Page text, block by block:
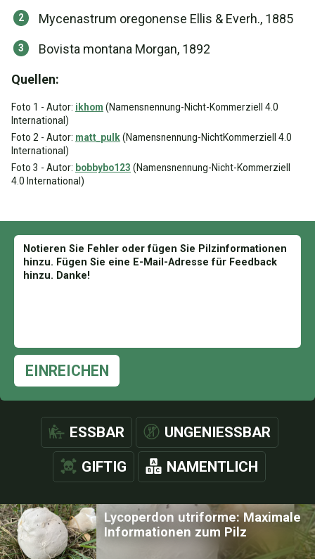
Mycenastrum oregonense Ellis & Everh., 1885
Bovista montana Morgan, 1892
Quellen:
Foto 1 - Autor: ikhom (Namensnennung-Nicht-Kommerziell 4.0
International)
Foto 2 - Autor: matt_pulk(Namensnennung-NichtKommerziell 4.0
International)
Foto 3 - Autor: bobbybo123 (Namensnennung-Nicht-Kommerziell
4.0 International)
EINREICHEN
ESSBAR UNGENIESSBAR
GIFTIG NAMENTLICH
Lycoperdon utriforme: Maximale
Informationen zum Pilz